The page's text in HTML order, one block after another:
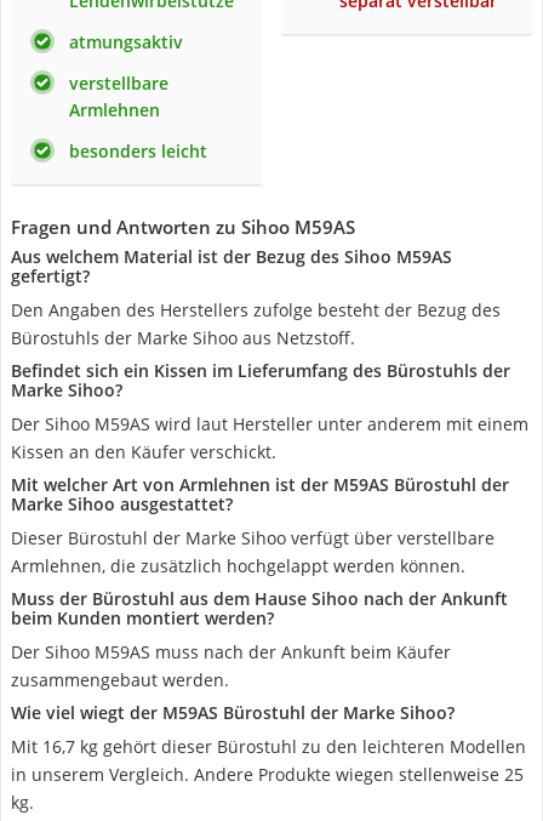
atmungsaktiv
verstellbare
Armlehnen
besonders leicht
Fragen und Antworten zu Sihoo M59AS
Aus welchem Material ist der Bezug des Sihoo M59AS
gefertigt?
Den Angaben des Herstellers zufolge besteht der Bezug des
Bürostuhls der Marke Sihoo aus Netzstoff.
Befindet sich ein Kissen im Lieferumfang des Bürostuhls der
Marke Sihoo?
Der Sihoo M59AS wird laut Hersteller unter anderem mit einem
Kissen an den Käufer verschickt.
Mit welcher Art von Armlehnen ist der M59AS Bürostuhl der
Marke Sihoo ausgestattet?
Dieser Bürostuhl der Marke Sihoo verfügt über verstellbare
Armlehnen, die zusätzlich hochgelappt werden können.
Muss der Bürostuhl aus dem Hause Sihoo nach der Ankunft
beim Kunden montiert werden?
Der Sihoo M59AS muss nach der Ankunft beim Käufer
zusammengebaut werden.
Wie viel wiegt der M59AS Bürostuhl der Marke Sihoo?
Mit 16,7 kg gehört dieser Bürostuhl zu den leichteren Modellen
in unserem Vergleich. Andere Produkte wiegen stellenweise 25
kg.